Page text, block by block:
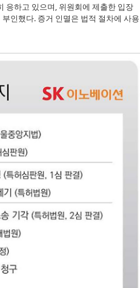
응하고 있으며, 위원회에 제출한 입장
인했다. 증거 인멸은 법적 절차에 사용